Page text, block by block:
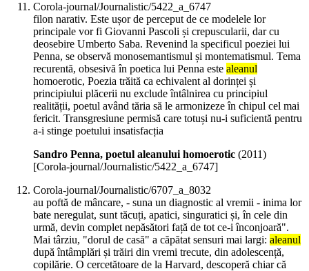
Corola-journal/Journalistic/5422_a_6747
filon narativ. Este ușor de perceput de ce modelele lor
principale vor fi Giovanni Pascoli și crepuscularii, dar cu
deosebire Umberto Saba. Revenind la specificul poeziei lui
Penna, se observă monosemantismul și montematismul. Tema
recurentă, obsesivă în poetica lui Penna este aleanul
homoerotic, Poezia trăită ca echivalent al dorinței și
principiului plăcerii nu exclude întâlnirea cu principiul
realității, poetul având tăria să le armonizeze în chipul cel mai
fericit. Transgresiune permisă care totuși nu-i suficientă pentru
a-i stinge poetului insatisfacția
Sandro Penna, poetul aleanului homoerotic (2011)
[Corola-journal/Journalistic/5422_a_6747]
Corola-journal/Journalistic/6707_a_8032
au poftă de mâncare, - suna un diagnostic al vremii - inima lor
bate neregulat, sunt tăcuți, apatici, singuratici și, în cele din
urmă, devin complet nepăsători față de tot ce-i înconjoară".
Mai târziu, "dorul de casă" a căpătat sensuri mai largi: aleanul
după întâmplări și trăiri din vremi trecute, din adolescență,
copilărie. O cercetătoare de la Harvard, descoperă chiar că